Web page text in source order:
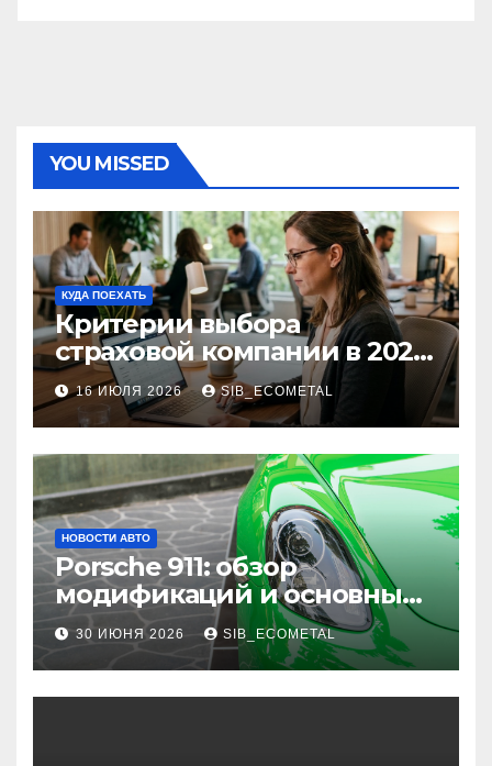
YOU MISSED
КУДА ПОЕХАТЬ
Критерии выбора
страховой компании в 2026
году: надежность и
реальные отзывы о
выплатах
16 ИЮЛЯ 2026 SIB_ECOMETAL
НОВОСТИ АВТО
Porsche 911: обзор
модификаций и основные
характеристики
30 ИЮНЯ 2026 SIB_ECOMETAL